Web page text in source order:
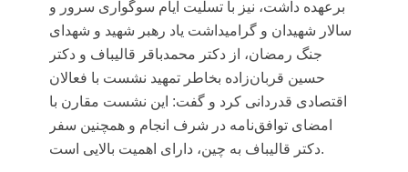
برعهده داشت، نیز با تسلیت ایام سوگواری سرور و
سالار شهیدان و گرامیداشت یاد رهبر شهید و شهدای
جنگ رمضان، از دکتر محمدباقر قالیباف و دکتر
حسین قربان‌زاده بخاطر تمهید نشست با فعالان
اقتصادی قدردانی کرد و گفت: این نشست مقارن با
امضای توافق‌نامه در شرف انجام و همچنین سفر
دکتر قالیباف به چین، دارای اهمیت بالایی است.